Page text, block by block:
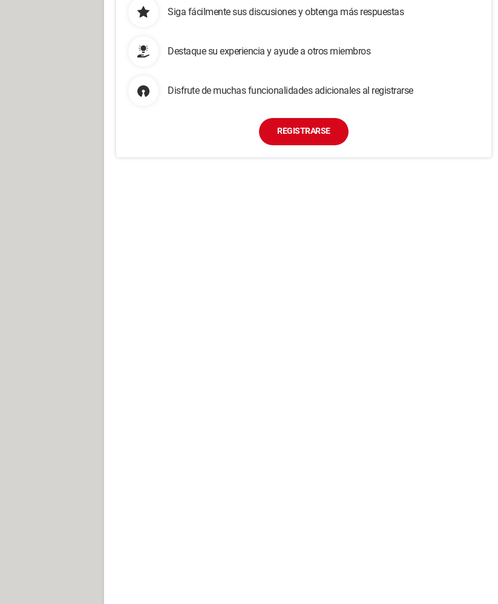
Siga fácilmente sus discusiones y obtenga más respuestas
Destaque su experiencia y ayude a otros miembros
Disfrute de muchas funcionalidades adicionales al registrarse
REGISTRARSE